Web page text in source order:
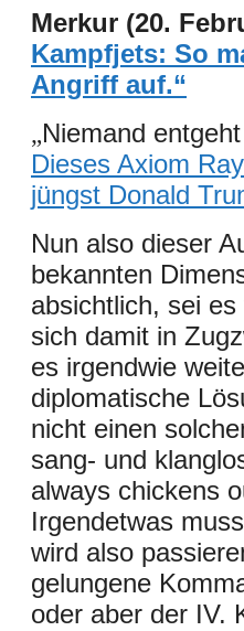
Merkur (20.
Kampfjets: So
Angriff auf.“
„Niemand
Dieses Axiom
jüngst Donald
Nun also dieser
bekannten
absichtlich, sei
sich damit in
es irgendwie
diplomatische
nicht einen
sang- und
always chickens
Irgendetwas
wird also
gelungene
oder aber der IV.